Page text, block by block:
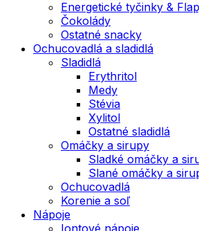
Energetické tyčinky &
Čokolády
Ostatné snacky
Ochucovadlá a sladidlá
Sladidlá
Erythritol
Medy
Stévia
Xylitol
Ostatné sladidlá
Omáčky a sirupy
Sladké omáčky a
Slané omáčky a
Ochucovadlá
Korenie a soľ
Nápoje
Iontové nápoje